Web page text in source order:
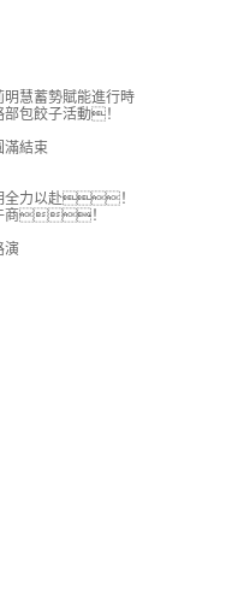
慧蓄勢賦能進行時
包餃子活動！
滿結束
全力以赴！
牛商！
演